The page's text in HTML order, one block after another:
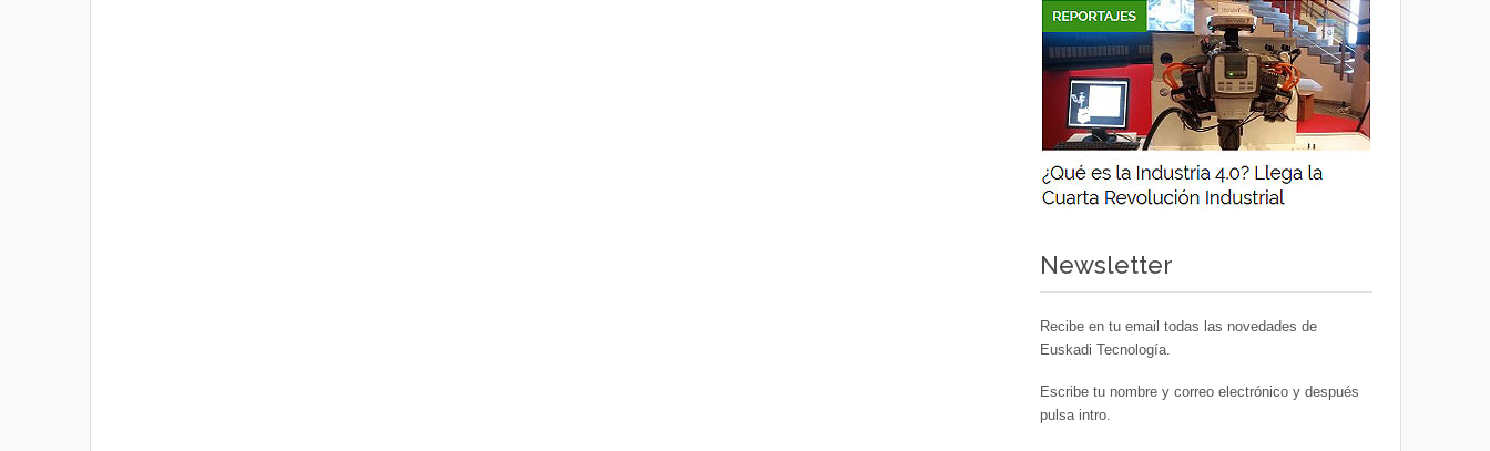
Newsletter
Recibe en tu email todas las novedades de
Euskadi Tecnología.
Escribe tu nombre y correo electrónico y después
pulsa intro.